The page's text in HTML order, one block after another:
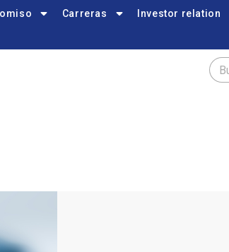
Carreras Investor relation